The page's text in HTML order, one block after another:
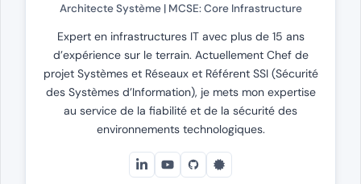
Architecte Système | MCSE: Core Infrastructure
Expert en infrastructures IT avec plus de 15 ans
d’expérience sur le terrain. Actuellement Chef de
projet Systèmes et Réseaux et Référent SSI (Sécurité
des Systèmes d’Information), je mets mon expertise
au service de la fiabilité et de la sécurité des
environnements technologiques.